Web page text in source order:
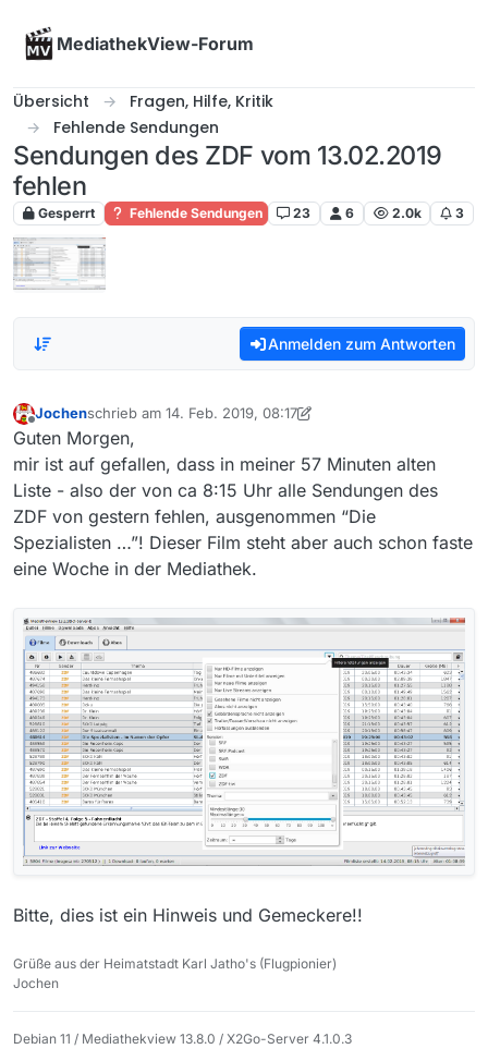
MediathekView-Forum
Übersicht
Fragen, Hilfe, Kritik
Fehlende Sendungen
Sendungen des ZDF vom 13.02.2019
fehlen
Gesperrt Fehlende Sendungen 23 6 2.0k 3
Anmelden zum Antworten
Offline
Jochenschrieb am 14. Feb. 2019, 08:17
zuletzt editiert von Jochen
Guten Morgen,
mir ist auf gefallen, dass in meiner 57 Minuten alten
Liste - also der von ca 8:15 Uhr alle Sendungen des
ZDF von gestern fehlen, ausgenommen “Die
Spezialisten …”! Dieser Film steht aber auch schon faste
eine Woche in der Mediathek.
Bitte, dies ist ein Hinweis und Gemeckere!!
Grüße aus der Heimatstadt Karl Jatho's (Flugpionier)
Jochen
Debian 11 / Mediathekview 13.8.0 / X2Go-Server 4.1.0.3